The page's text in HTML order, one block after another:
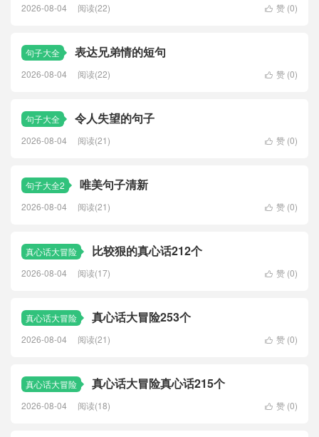
 赞 (0)
2026-08-04 阅读(22)
句子大全 表达兄弟情的短句
 赞 (0)
2026-08-04 阅读(22)
句子大全 令人失望的句子
 赞 (0)
2026-08-04 阅读(21)
句子大全2 唯美句子清新
 赞 (0)
2026-08-04 阅读(21)
真心话大冒险 比较狠的真心话212个
 赞 (0)
2026-08-04 阅读(17)
真心话大冒险 真心话大冒险253个
 赞 (0)
2026-08-04 阅读(21)
真心话大冒险 真心话大冒险真心话215个
 赞 (0)
2026-08-04 阅读(18)